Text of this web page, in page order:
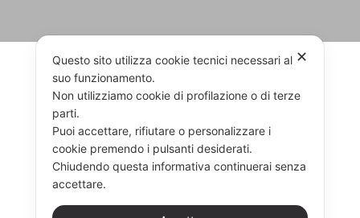
TROVA RIVENDITORI
RIVENDITORI CONTATTACI
✕
Questo sito utilizza cookie tecnici necessari al
suo funzionamento.
Non utilizziamo cookie di profilazione o di terze
parti.
Puoi accettare, rifiutare o personalizzare i
cookie premendo i pulsanti desiderati.
Chiudendo questa informativa continuerai senza
accettare.